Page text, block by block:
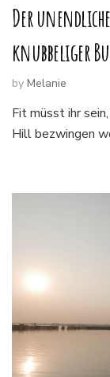
Der
knubbeliger
by Melanie
Fit müsst ihr
Hill bezwingen